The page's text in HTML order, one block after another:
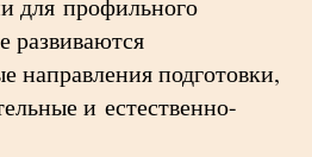
для профильного
развиваются
направления подготовки,
и естественно-